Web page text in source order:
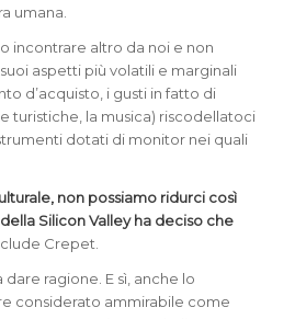
umana.
incontrare altro da noi e non
aspetti più volatili e marginali
d’acquisto, i gusti in fatto di
turistiche, la musica) riscodellatoci
dotati di monitor nei quali
non possiamo ridurci così
Silicon Valley ha deciso che
Crepet.
dare ragione. E sì, anche lo
considerato ammirabile come